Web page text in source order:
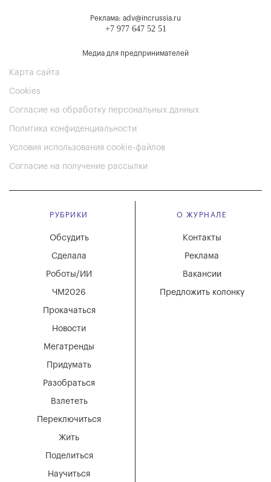
Реклама: adv@incrussia.ru
+7 977 647 52 51
Медиа для предпринимателей
Карта сайта
Cookies
Согласие на обработку персональных данных
Политика конфиденциальности
Условия использования cookie-файлов
Согласие на получение рассылки
РУБРИКИ
Мегатренды
Придумать
Разобраться
Взлететь
Новости
Переключиться
Жить
Поделиться
Научиться
Обсудить
Сделала
Роботы/ИИ
ЧМ2026
Прокачаться
О ЖУРНАЛЕ
Вакансии
Реклама
Контакты
Предложить колонку